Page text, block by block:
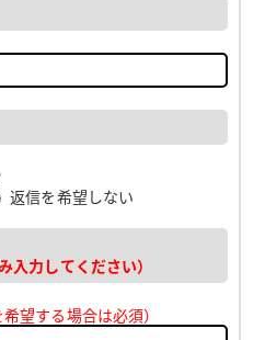
返信を希望しない
入力してください）
希望する場合は必須）